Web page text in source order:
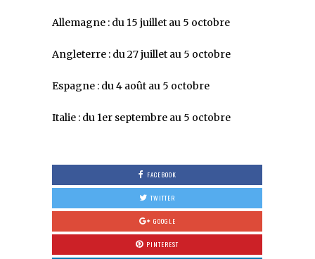
Allemagne : du 15 juillet au 5 octobre
Angleterre : du 27 juillet au 5 octobre
Espagne : du 4 août au 5 octobre
Italie : du 1er septembre au 5 octobre
FACEBOOK
TWITTER
GOOGLE
PINTEREST